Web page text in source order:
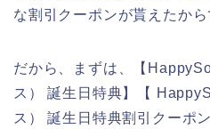
な割引クーポンが貰えたから
だから、まずは、【
ス） 誕生日特典】【
ス） 誕生日特典割引クーポ